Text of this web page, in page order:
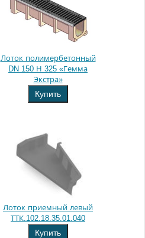
Лоток полимербетонный
DN 150 Н 325 «Гемма
Экстра»
Купить
Лоток приемный левый
ТТК.102.18.35.01.040
Купить